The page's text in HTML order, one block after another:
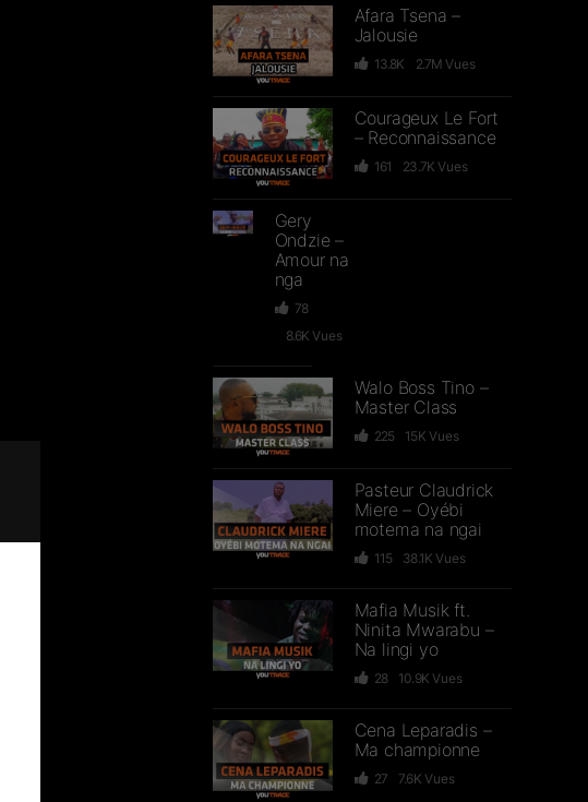
Afara Tsena –
Jalousie
13.8K 2.7M Vues
Courageux Le Fort
– Reconnaissance
161 23.7K Vues
Gery
Ondzie –
Amour na
nga
78
8.6K Vues
Walo Boss Tino –
Master Class
225 15KVues
Pasteur Claudrick
Miere – Oyébi
motema na ngai
115 38.1K Vues
Mafia Musik ft.
Ninita Mwarabu –
Na lingi yo
28 10.9K Vues
Cena Leparadis –
Ma championne
27 7.6KVues